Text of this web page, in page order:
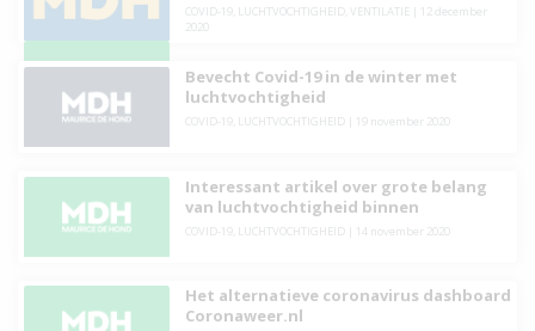
COVID-19, LUCHTVOCHTIGHEID, VENTILATIE
12 december
2020
Bevecht Covid-19 in de winter met
luchtvochtigheid
COVID-19, LUCHTVOCHTIGHEID| 19 november 2020
Interessant artikel over grote belang
van luchtvochtigheid binnen
COVID-19, LUCHTVOCHTIGHEID| 14 november 2020
Het alternatieve coronavirus dashboard
Coronaweer.nl